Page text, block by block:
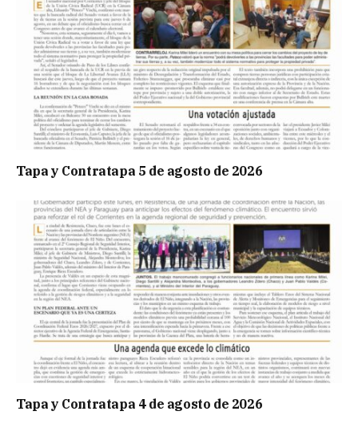
Tapa y Contratapa 5 de agosto de 2026
Tapa y Contratapa 4 de agosto de 2026